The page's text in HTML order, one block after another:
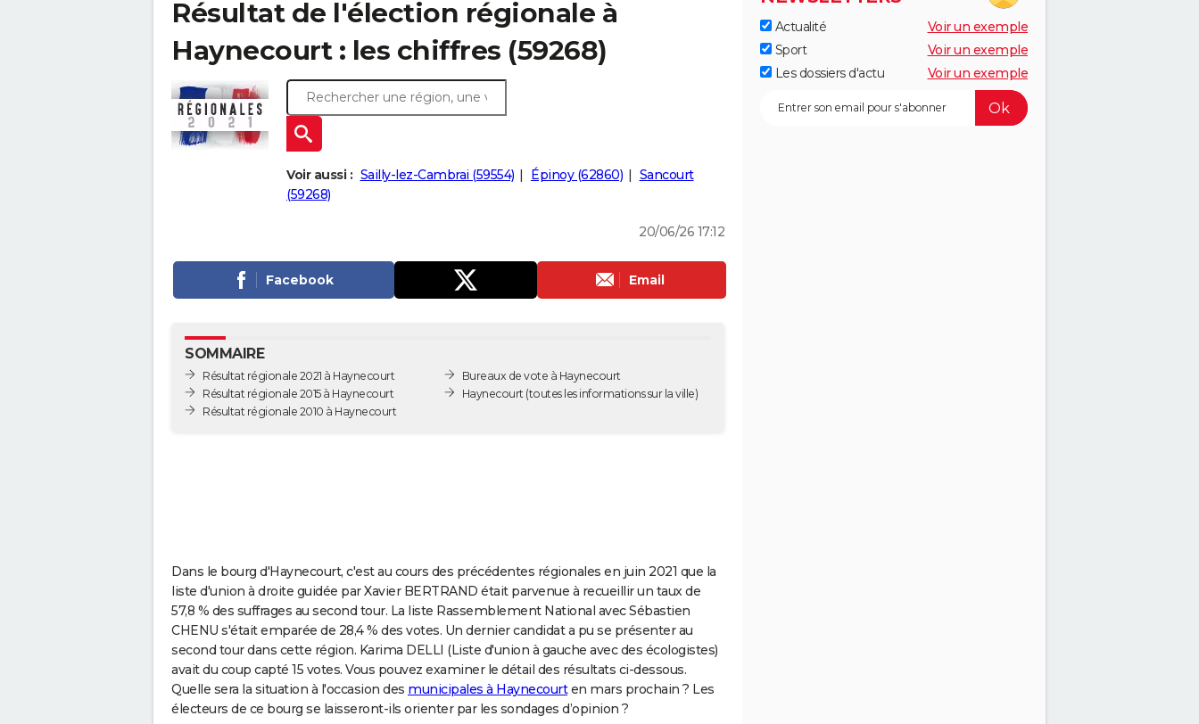
Résultat de l'élection régionale à
Haynecourt : les chiffres (59268)
Voir aussi : Sailly-lez-Cambrai (59554) Épinoy (62860)
Sancourt
(59268)
20/06/26 17:12
Facebook Email
SOMMAIRE
Résultat régionale 2021 à Haynecourt
Résultat régionale 2015 à Haynecourt
Résultat régionale 2010 à Haynecourt
Bureaux de vote à Haynecourt
Haynecourt (toutes les informations sur la ville)
Dans le bourg d'Haynecourt, c'est au cours des précédentes régionales en juin 2021 que la
liste d'union à droite guidée par Xavier BERTRAND était parvenue à recueillir un taux de
57,8 % des suffrages au second tour. La liste Rassemblement National avec Sébastien
CHENU s'était emparée de 28,4 % des votes. Un dernier candidat a pu se présenter au
second tour dans cette région. Karima DELLI (Liste d'union à gauche avec des écologistes)
avait du coup capté 15 votes. Vous pouvez examiner le détail des résultats ci-dessous.
Quelle sera la situation à l'occasion des municipales à Haynecourten mars prochain ? Les
électeurs de ce bourg se laisseront-ils orienter par les sondages d’opinion ?
Actualité
Voir un exemple
Sport
Voir un exemple
Les dossiers d'actu
Voir un exemple